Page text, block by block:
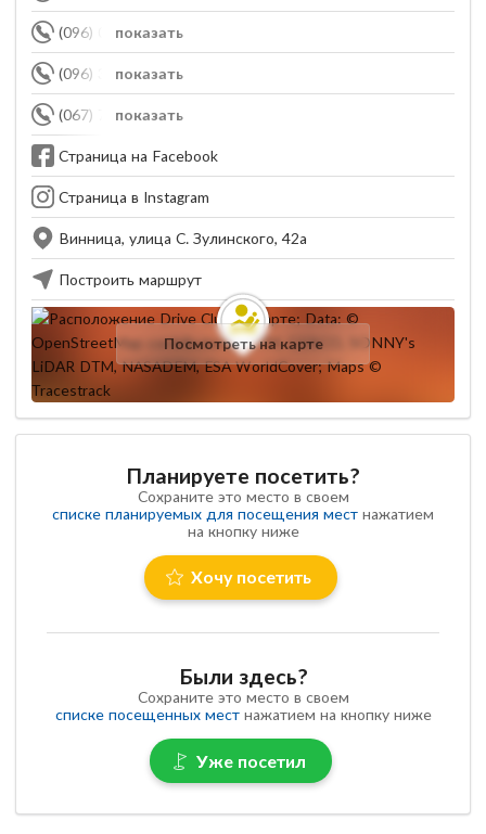
показать
(096) 008-00-83
показать
(096) 393-77-77
показать
(067) 777-71-16
Страница на Facebook
Страница в Instagram
Винница, улица С. Зулинского, 42а
Построить маршрут
Посмотреть на карте
Планируете посетить?
Сохраните это место в своем
списке планируемых для посещения мест нажатием
на кнопку ниже
Хочу посетить
Были здесь?
Сохраните это место в своем
списке посещенных местнажатием на кнопку ниже
Уже посетил